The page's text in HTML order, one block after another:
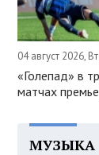
04 август 2026,
«Голепад» в
матчах
МУЗЫКА